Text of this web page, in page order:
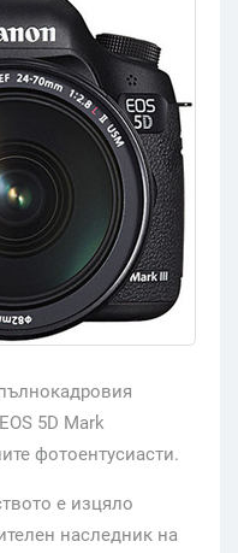
5D Mark
фотоентусиасти.
е изцяло
наследник на